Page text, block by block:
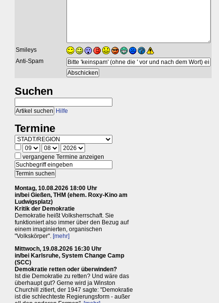
Smileys
Anti-Spam
Suchen
Hilfe
Termine
vergangene Termine anzeigen
Montag, 10.08.2026 18:00 Uhr
in/bei Gießen, THM (ehem. Roxy-Kino am
Ludwigsplatz)
Kritik der Demokratie
Demokratie heißt Volksherrschaft. Sie
funktioniert also immer über den Bezug auf
einem imaginierten, organischen
"Volkskörper". [mehr]
Mittwoch, 19.08.2026 16:30 Uhr
in/bei Karlsruhe, System Change Camp
(SCC)
Demokratie retten oder überwinden?
Ist die Demokratie zu retten? Und wäre das
überhaupt gut? Gerne wird ja Winston
Churchill zitiert, der 1947 sagte: "Demokratie
ist die schlechteste Regierungsform - außer